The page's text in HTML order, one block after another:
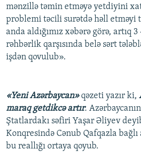
mənzillə təmin etməyə yetdiyini
problemi təcili surətdə həll etməyi
anda aldığımız xəbərə görə, artıq
rəhbərlik qarşısında belə sərt
işdən qovulub».
«Yeni Azərbaycan» qəzeti yazır ki,
maraq getdikcə artır.
Ştatlardakı səfiri Yaşar Əliyev
Konqresində Cənub Qafqazla
bu reallığı ortaya qoyub.